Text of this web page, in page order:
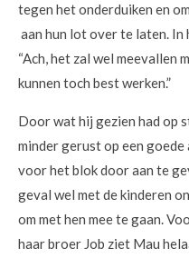
tegen het onderduiken en
aan hun lot over te laten.
“Ach, het zal wel meevallen
kunnen toch best werken.”
Door wat hij gezien had op
minder gerust op een
voor het blok door aan te
geval wel met de kinderen
om met hen mee te gaan.
haar broer Job ziet Mau